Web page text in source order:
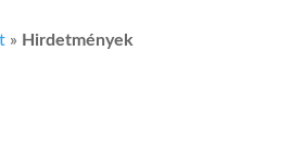
» Hirdetmények